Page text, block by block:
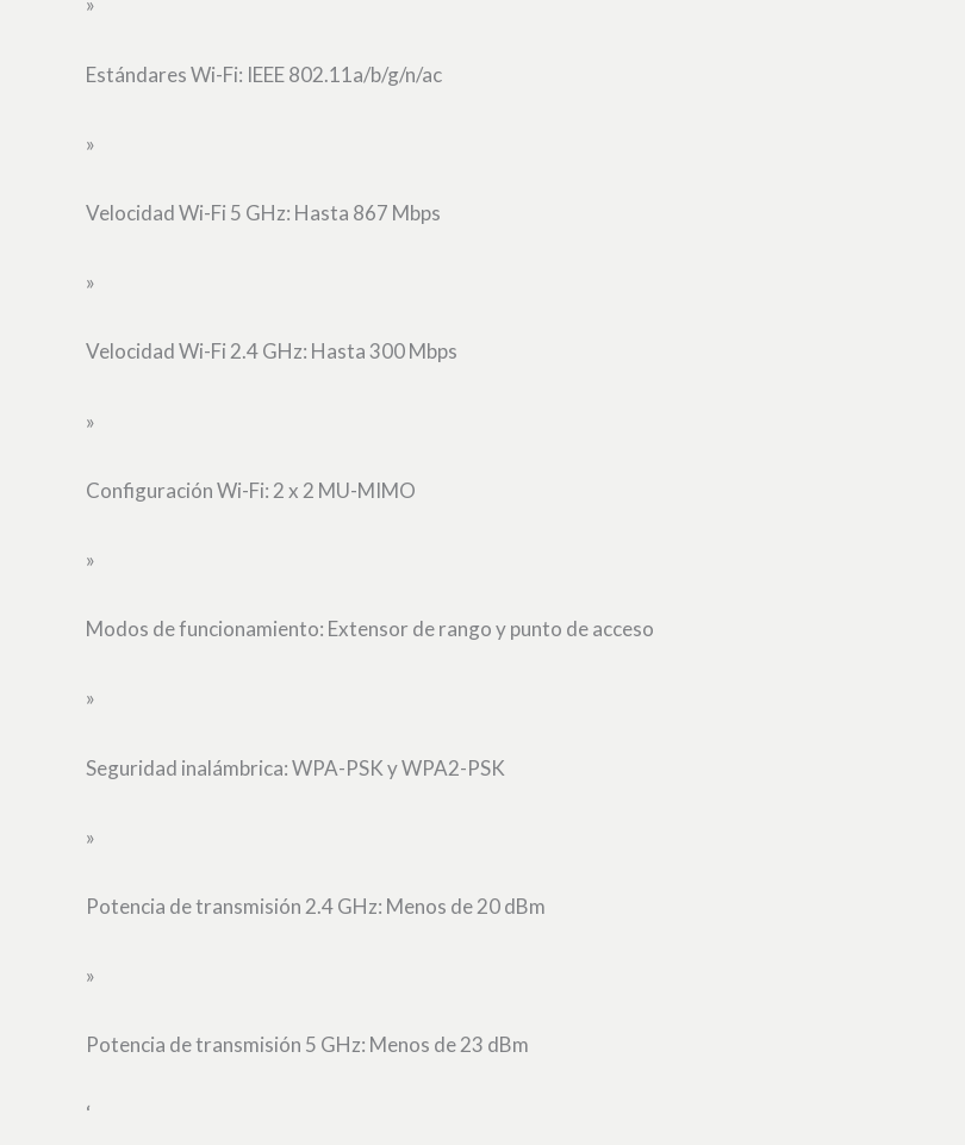
Estándares Wi-Fi: IEEE 802.11a/b/g/n/ac
»
Velocidad Wi-Fi 5 GHz: Hasta 867 Mbps
»
Velocidad Wi-Fi 2.4 GHz: Hasta 300 Mbps
»
Configuración Wi-Fi: 2 x 2 MU-MIMO
»
Modos de funcionamiento: Extensor de rango y punto de acceso
»
Seguridad inalámbrica: WPA-PSK y WPA2-PSK
»
Potencia de transmisión 2.4 GHz: Menos de 20 dBm
»
Potencia de transmisión 5 GHz: Menos de 23 dBm
‘